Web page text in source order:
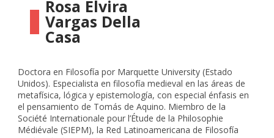
Rosa Elvira
Vargas Della
Casa
Doctora en Filosofía por Marquette University (Estado
Unidos). Especialista en filosofía medieval en las áreas de
metafísica, lógica y epistemología, con especial énfasis en
el pensamiento de Tomás de Aquino. Miembro de la
Société Internationale pour l’Étude de la Philosophie
Médiévale (SIEPM), la Red Latinoamericana de Filosofía